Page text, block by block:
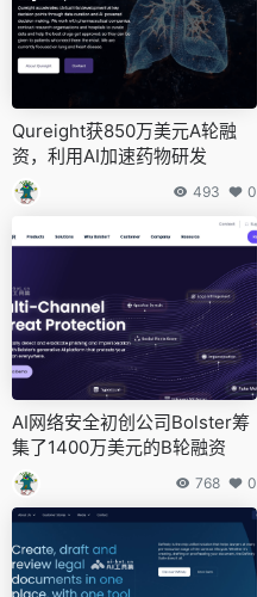
Qureight获850万美元A轮融
资，利用AI加速药物研发
493 0
AI网络安全初创公司Bolster筹
集了1400万美元的B轮融资
768 0